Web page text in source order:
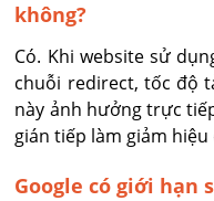
không?
Có. Khi website sử
chuỗi redirect, tốc độ
này ảnh hưởng trực
gián tiếp làm giảm hiệu
Google có giới hạn